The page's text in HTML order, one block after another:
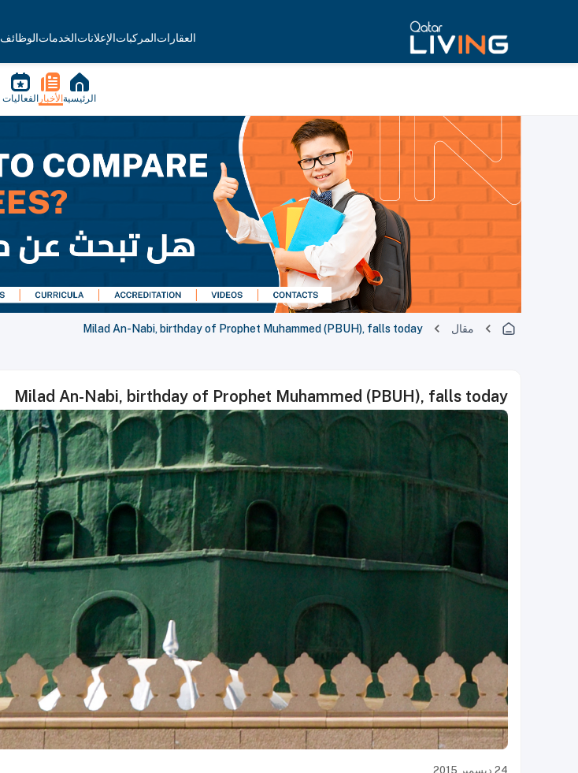
العقاراتالمركباتالإعلاناتالخدماتالوظائف
الرئيسية الأخبار الفعاليات
مقال Milad An-Nabi, birthday of Prophet Muhammed (PBUH), falls today
Milad An-Nabi, birthday of Prophet Muhammed (PBUH), falls today
24 ديسمبر 2015